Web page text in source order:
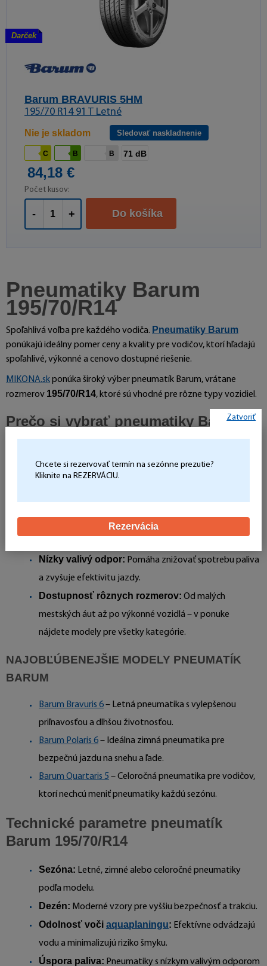
Darček
Barum BRAVURIS 5HM
195/70 R14 91 T Letné
Nie je skladom Sledovať naskladnenie
C B B 71 dB
84,18 €
Počet kusov:
- + Do košíka
Pneumatiky Barum
195/70/R14
Spoľahlivá voľba pre každého vodiča. Pneumatiky Barum
ponúkajú ideálny pomer ceny a kvality pre vodičov, ktorí hľadajú
spoľahlivé, výkonné a cenovo dostupné riešenie.
MIKONA.skponúka široký výber pneumatík Barum, vrátane
rozmerov 195/70/R14, ktoré sú vhodné pre rôzne typy vozidiel.
Prečo si vybrať pneumatiky Barum?
tradíciou výroby spoľahlivých pneumatík.
SUV aj úžitkové vozidlá.
Vynikajúca trakcia:Moderné dezény zabezpečujú
Nízky valivý odpor: Pomáha znižovať spotrebu paliva
a zvyšuje efektivitu jazdy.
Dostupnosť rôznych rozmerov: Od malých
mestských áut až po výkonné vozidlá – v ponuke
nájdete modely pre všetky kategórie.
NAJOBĽÚBENEJŠIE MODELY PNEUMATÍK
BARUM
Barum Bravuris 6– Letná pneumatika s vylepšenou
priľnavosťou a dlhšou životnosťou.
Barum Polaris 6– Ideálna zimná pneumatika pre
bezpečnú jazdu na snehu a ľade.
Barum Quartaris 5 – Celoročná pneumatika pre vodičov,
ktorí nechcú meniť pneumatiky každú sezónu.
Technické parametre pneumatík
Barum 195/70/R14
Sezóna: Letné, zimné alebo celoročné pneumatiky
podľa modelu.
Dezén: Moderné vzory pre vyššiu bezpečnosť a trakciu.
Odolnosť voči aquaplaningu: Efektívne odvádzajú
vodu a minimalizujú riziko šmyku.
Úspora paliva: Pneumatiky s nízkym valivým odporom
Zatvoriť
Chcete si rezervovať termín na sezónne prezutie?
Kliknite na REZERVÁCIU.
Rezervácia